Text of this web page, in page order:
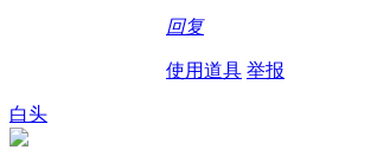
回复
使用道具 举报
白头